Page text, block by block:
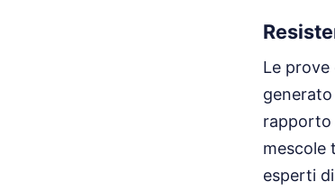
Le
rapporto
mescole
esperti